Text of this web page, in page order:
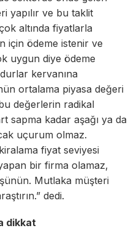
yapılır ve bu taklit
altında fiyatlarla
için ödeme istenir ve
uygun diye ödeme
kervanına
ortalama piyasa değeri
değerlerin radikal
sapma kadar aşağı ya da
uçurum olmaz.
fiyat seviyesi
bir firma olamaz,
Mutlaka müşteri
dedi.
dikkat